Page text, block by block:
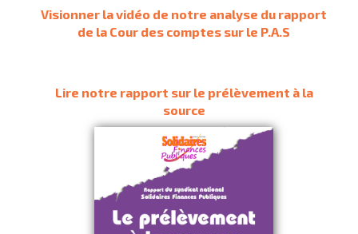
Visionner la vidéo de notre analyse du rapport
de la Cour des comptes sur le P.A.S
Lire notre rapport sur le prélèvement à la
source